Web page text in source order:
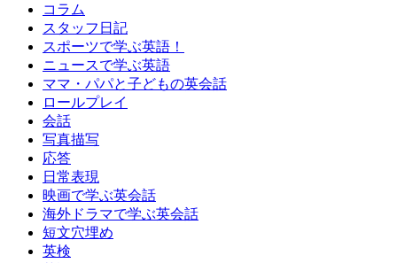
コラム
スタッフ日記
スポーツで学ぶ英語！
ニュースで学ぶ英語
ママ・パパと子どもの英会話
ロールプレイ
会話
写真描写
応答
日常表現
映画で学ぶ英会話
海外ドラマで学ぶ英会話
短文穴埋め
英検